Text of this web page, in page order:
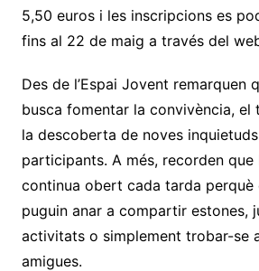
5,50 euros i les inscripcions es
fins al 22 de maig a través del
Des de l’Espai Jovent remarquen
busca fomentar la convivència, el
la descoberta de noves
participants. A més, recorden que
continua obert cada tarda perquè
puguin anar a compartir estones,
activitats o simplement trobar-se
amigues.